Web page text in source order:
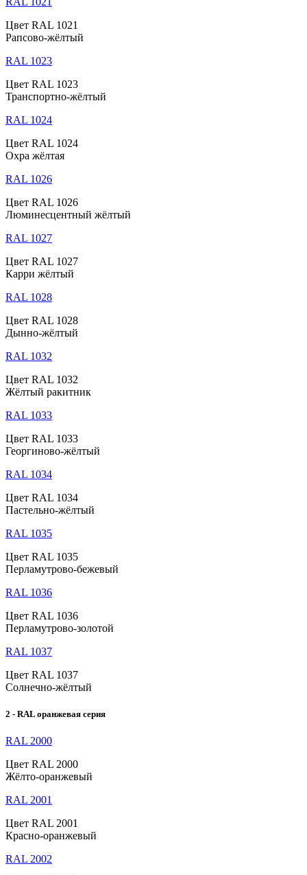
Цвет RAL 1021
Рапсово-жёлтый
RAL 1023
Цвет RAL 1023
Транспортно-жёлтый
RAL 1024
Цвет RAL 1024
Охра жёлтая
RAL 1026
Цвет RAL 1026
Люминесцентный жёлтый
RAL 1027
Цвет RAL 1027
Карри жёлтый
RAL 1028
Цвет RAL 1028
Дынно-жёлтый
RAL 1032
Цвет RAL 1032
Жёлтый ракитник
RAL 1033
Цвет RAL 1033
Георгиново-жёлтый
RAL 1034
Цвет RAL 1034
Пастельно-жёлтый
RAL 1035
Цвет RAL 1035
Перламутрово-бежевый
RAL 1036
Цвет RAL 1036
Перламутрово-золотой
RAL 1037
Цвет RAL 1037
Солнечно-жёлтый
2 - RAL оранжевая серия
RAL 2000
Цвет RAL 2000
Жёлто-оранжевый
RAL 2001
Цвет RAL 2001
Красно-оранжевый
RAL 2002